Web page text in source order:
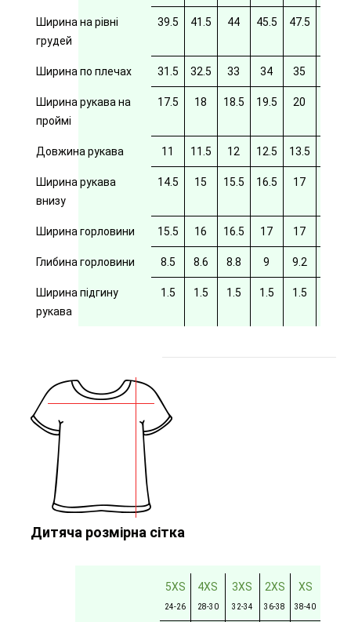
Ширина на рівні
грудей
39.5 41.5 44 45.5 47.5
Ширина по плечах 31.5 32.5 33 34 35
Ширина рукава на
проймі
17.5 18 18.5 19.5 20
Довжина рукава 11 11.5 12 12.5 13.5
Ширина рукава
внизу
14.5 15 15.5 16.5 17
Ширина горловини 15.5 16 16.5 17 17
Глибина горловини 8.5 8.6 8.8 9 9.2
Ширина підгину
рукава
1.5 1.5 1.5 1.5 1.5
Дитяча розмірна сітка
5XS
24-26
4XS
28-30
3XS
32-34
2XS
36-38
XS
38-40